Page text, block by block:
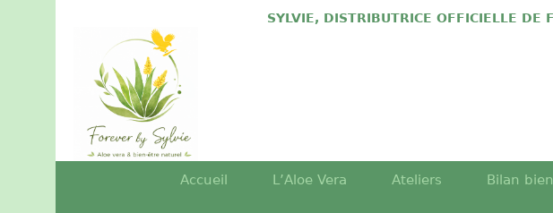
SYLVIE, DISTRIBUTRICE OFFICIELLE
Accueil L’Aloe Vera Ateliers Bilan